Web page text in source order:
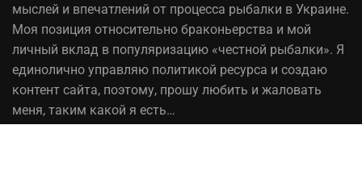
мыслей и впечатлений от процесса рыбалки в Украине.
Моя позиция относительно браконьерства и мой
личный вклад в популяризацию «честной рыбалки». Я
единолично управляю политикой ресурса и создаю
контент сайта, поэтому, прошу любить и жаловать
меня, таким какой я есть…